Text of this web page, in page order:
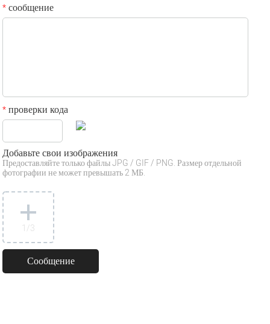
*сообщение
*проверки кода
Добавьте свои изображения
Предоставляйте только файлы JPG / GIF / PNG. Размер отдельной
фотографии не может превышать 2 МБ.
1/3